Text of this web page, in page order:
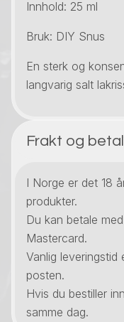
Innhold: 25 ml
Bruk: DIY Snus
En sterk og
langvarig salt
Frakt og
I Norge er det 18
produkter.
Du kan betale
Mastercard.
Vanlig leveringstid
posten.
Hvis du bestiller
samme dag.